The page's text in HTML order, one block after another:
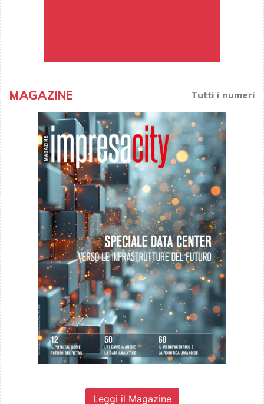
MAGAZINE Tutti i numeri
Leggi il Magazine